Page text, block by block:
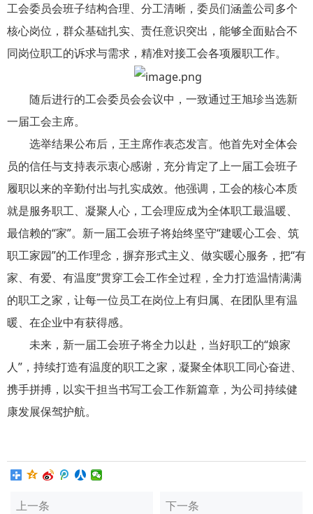
工会委员会班子结构合理、分工清晰，委员们涵盖公司多个
核心岗位，群众基础扎实、责任意识突出，能够全面贴合不
同岗位职工的诉求与需求，精准对接工会各项履职工作。
随后进行的工会委员会会议中，一致通过王旭珍当选新
一届工会主席。
选举结果公布后，王主席作表态发言。他首先对全体会
员的信任与支持表示衷心感谢，充分肯定了上一届工会班子
履职以来的辛勤付出与扎实成效。他强调，工会的核心本质
就是服务职工、凝聚人心，工会理应成为全体职工最温暖、
最信赖的“家”。新一届工会班子将始终坚守“建暖心工会、筑
职工家园”的工作理念，摒弃形式主义、做实暖心服务，把“有
家、有爱、有温度”贯穿工会工作全过程，全力打造温情满满
的职工之家，让每一位员工在岗位上有归属、在团队里有温
暖、在企业中有获得感。
未来，新一届工会班子将全力以赴，当好职工的“娘家
人”，持续打造有温度的职工之家，凝聚全体职工同心奋进、
携手拼搏，以实干担当书写工会工作新篇章，为公司持续健
康发展保驾护航。
上一条 下一条